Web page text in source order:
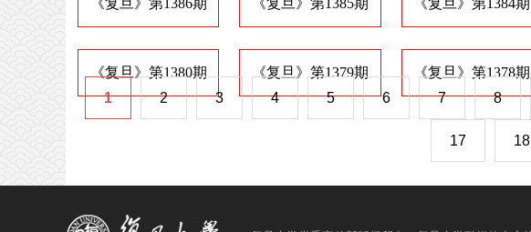
《复旦》第1386期 《复旦》第1385期 《复旦》第1384期
《复旦》第1380期 《复旦》第1379期 《复旦》第1378期
1
2 3 4 5 6 7 8
17 18